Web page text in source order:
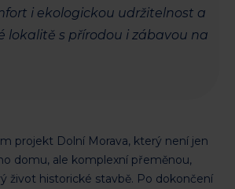
i ekologickou udržitelnost a
lokalitě s přírodou i zábavou na
projekt Dolní Morava, který není jen
domu, ale komplexní přeměnou,
život historické stavbě. Po dokončení